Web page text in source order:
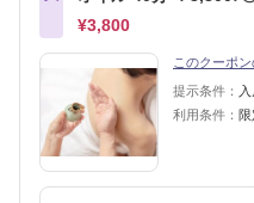
¥3,800
このクーポ
提示条件：
利用条件： 限